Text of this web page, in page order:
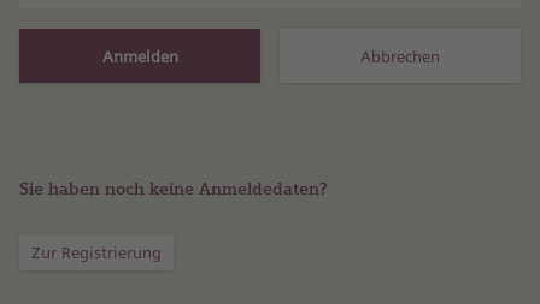
Sie haben noch keine Anmeldedaten?